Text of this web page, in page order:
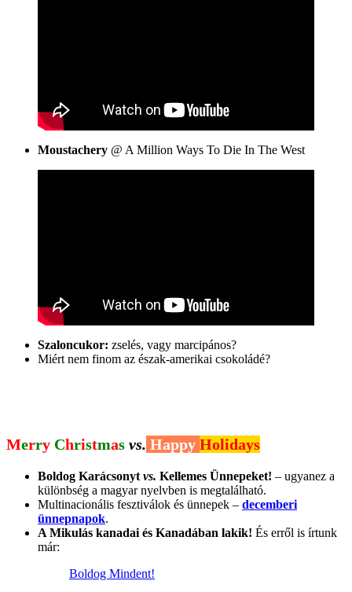
Moustachery @ A Million Ways To Die In The West
Szaloncukor: zselés, vagy marcipános?
Miért nem finom az észak-amerikai csokoládé?
Merry Christmas vs. Happy Holidays
Boldog Karácsonyt vs. Kellemes Ünnepeket! – ugyanez a
különbség a magyar nyelvben is megtalálható.
Multinacionális fesztiválok és ünnepek – decemberi
ünnepnapok.
A Mikulás kanadai és Kanadában lakik! És erről is írtunk
már:
Boldog Mindent!